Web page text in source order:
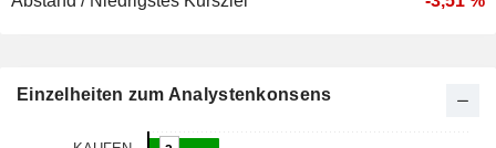
Einzelheiten zum Analystenkonsens